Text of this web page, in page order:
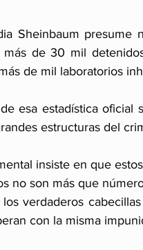
Sheinbaum presume
más de 30 mil
de mil laboratorios
esa estadística
estructuras del
insiste en que
no son más que
verdaderos
con la misma